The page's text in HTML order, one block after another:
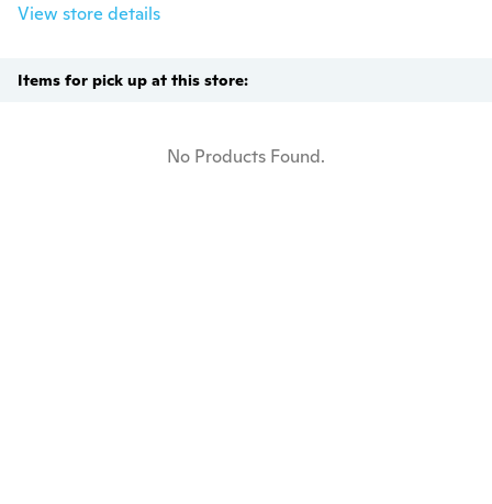
View store details
Items for pick up at this store:
No Products Found.